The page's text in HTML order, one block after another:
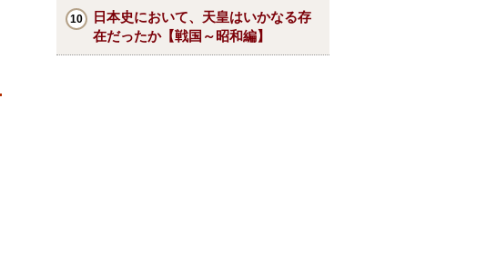
日本史において、天皇はいかなる存
在だったか【戦国～昭和編】